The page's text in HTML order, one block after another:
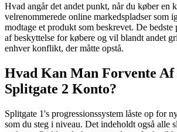
Hvad angår det andet punkt, når du køber en
velrenommerede online markedspladser som
modtage et produkt som beskrevet. De
af beskyttelse for købere og vil blandt andet
enhver konflikt, der måtte opstå.
Hvad Kan Man Forvente
Splitgate 2 Konto?
Splitgate 1's progressionssystem låste op for
som du steg i niveau. Det indeholdt også alle